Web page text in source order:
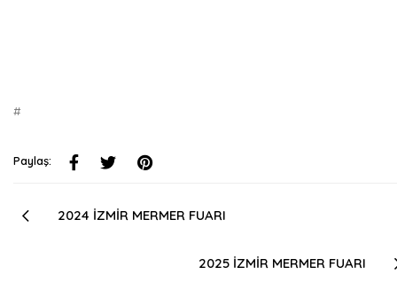
#
Paylaş:
2024 İZMİR MERMER FUARI
2025 İZMİR MERMER FUARI